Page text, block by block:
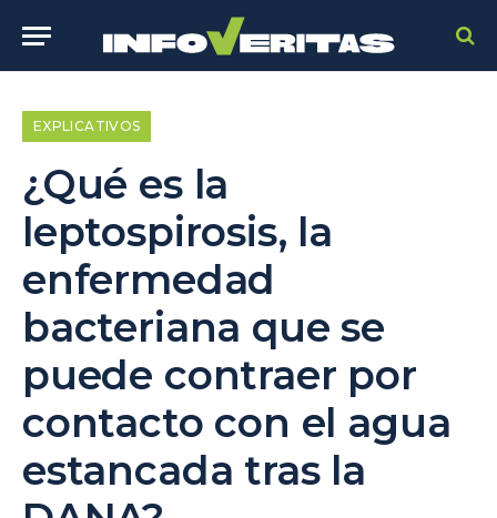
EXPLICATIVOS
¿Qué es la
leptospirosis, la
enfermedad
bacteriana que se
puede contraer por
contacto con el agua
estancada tras la